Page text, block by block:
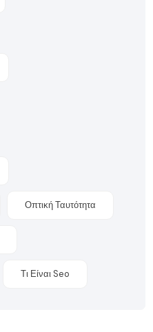
Οπτική Ταυτότητα
Τι Είναι Seo